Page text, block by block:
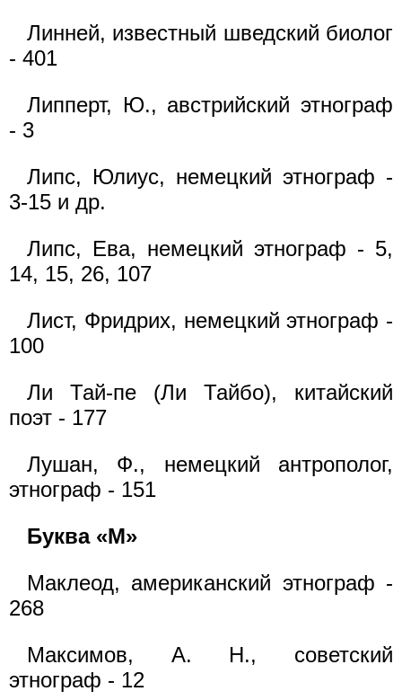
Линней, известный шведский биолог
- 401
Липперт, Ю., австрийский этнограф
- 3
Липс, Юлиус, немецкий этнограф -
3-15 и др.
Липс, Ева, немецкий этнограф - 5,
14, 15, 26, 107
Лист, Фридрих, немецкий этнограф -
100
Ли Тай-пе (Ли Тайбо), китайский
поэт - 177
Лушан, Ф., немецкий антрополог,
этнограф - 151
Буква «М»
Маклеод, американский этнограф -
268
Максимов, А. Н., советский
этнограф - 12